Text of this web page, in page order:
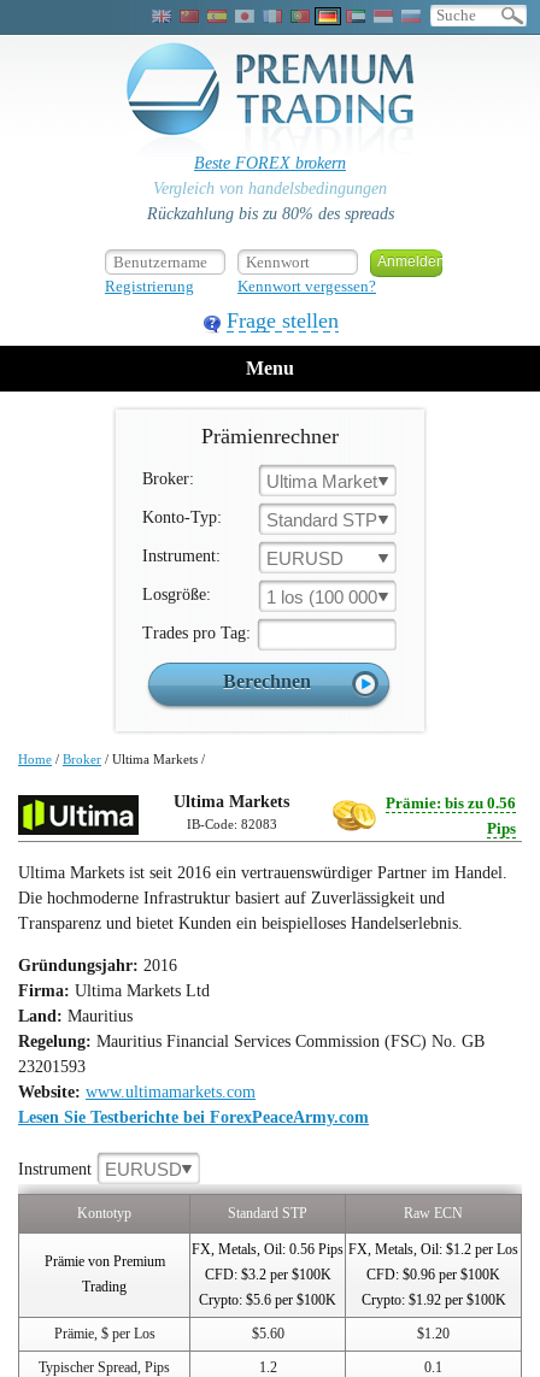
Beste FOREX brokern
Vergleich von handelsbedingungen
Rückzahlung bis zu 80% des spreads
Registrierung Kennwort vergessen?
Frage stellen
Menu
Prämienrechner
Broker: Ultima Markets
Konto-Typ: Standard STP
Instrument: EURUSD
Losgröße: 1 los (100 000 un.)
Trades pro Tag:
Home / Broker / Ultima Markets /
Ultima Markets
IB-Code: 82083
Prämie: bis zu 0.56
Pips
Ultima Markets ist seit 2016 ein vertrauenswürdiger Partner im Handel.
Die hochmoderne Infrastruktur basiert auf Zuverlässigkeit und
Transparenz und bietet Kunden ein beispielloses Handelserlebnis.
Gründungsjahr: 2016
Firma: Ultima Markets Ltd
Land: Mauritius
Regelung: Mauritius Financial Services Commission (FSC) No. GB
23201593
Website: www.ultimamarkets.com
Lesen Sie Testberichte bei ForexPeaceArmy.com
Instrument EURUSD
Kontotyp Standard STP Raw ECN
Prämie von Premium
Trading
FX, Metals, Oil: 0.56 Pips
CFD: $3.2 per $100K
Crypto: $5.6 per $100K
FX, Metals, Oil: $1.2 per Los
CFD: $0.96 per $100K
Crypto: $1.92 per $100K
Prämie, $ per Los
$5.60
$1.20
Typischer Spread, Pips
1.2
0.1